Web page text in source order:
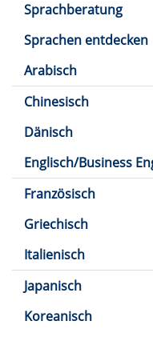
Sprachberatung
Sprachen entdecken
Arabisch
Chinesisch
Dänisch
Englisch/Business
Französisch
Griechisch
Italienisch
Japanisch
Koreanisch